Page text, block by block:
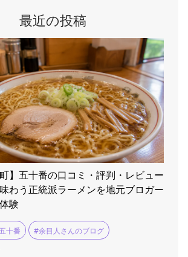
最近の投稿
町】五十番の口コミ・評判・レビュー
わう正統派ラーメンを地元ブロガー
験
十番 #余目人さんのブログ